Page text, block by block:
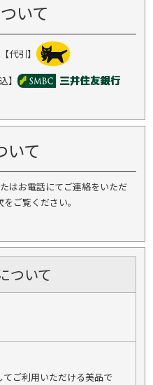
いて
【代引】
】
いて
はお電話にてご連絡をいただ
ご覧ください。
ついて
ご利用いただける美品で